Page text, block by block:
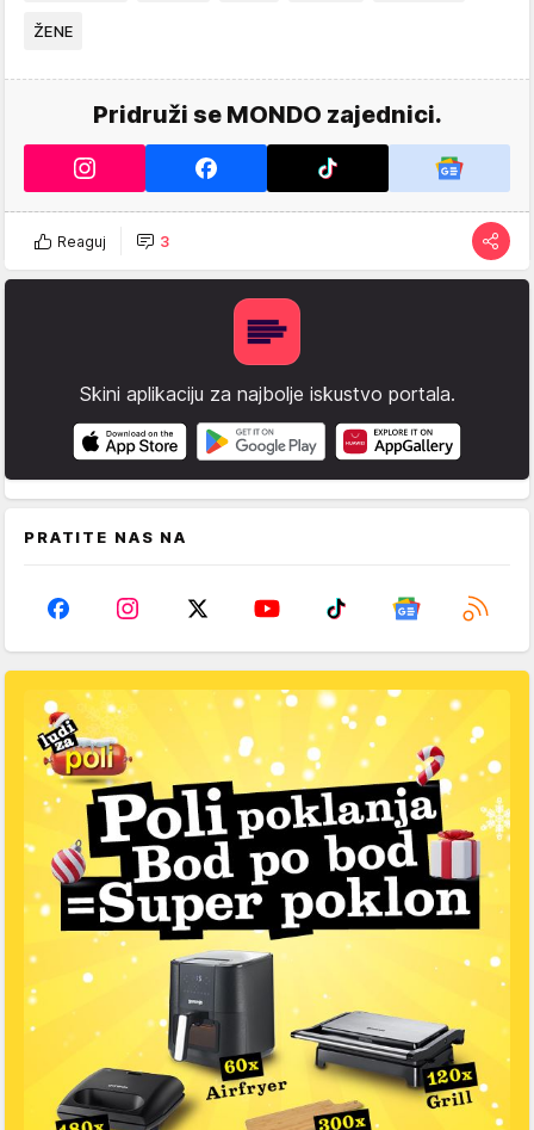
ŽENE
Pridruži se MONDO zajednici.
Reaguj 3
Skini aplikaciju za najbolje iskustvo portala.
PRATITE NAS NA